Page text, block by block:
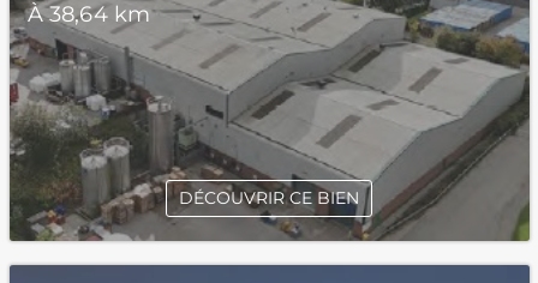
À 38,64 km
DÉCOUVRIR CE BIEN